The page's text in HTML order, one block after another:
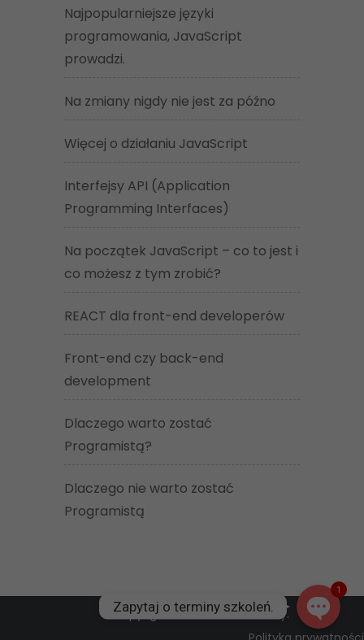
Najpopularniejsze języki
programowania, JavaScript
prowadzi.
Na zmiany nigdy nie jest za późno
Więcej o działaniu JavaScript
Interfejsy API (Application
Programming Interfaces)
Na początek JavaScript – co to jest i
co możesz z tym zrobić?
REACT dla front-end developerów
Front-end czy back-end
development
Dlaczego warto zostać
Programistą?
Dlaczego nie warto zostać
Programistą
© Copyright 2026Dev-Academy.
Zapytaj o terminy szkoleń.
1